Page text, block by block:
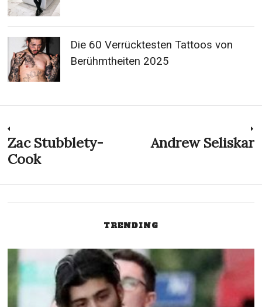
Die 60 Verrücktesten Tattoos von
Berühmtheiten 2025
Post
navigation
Previous
post:
Zac Stubblety-
Cook
Andrew Seliskar
TRENDING